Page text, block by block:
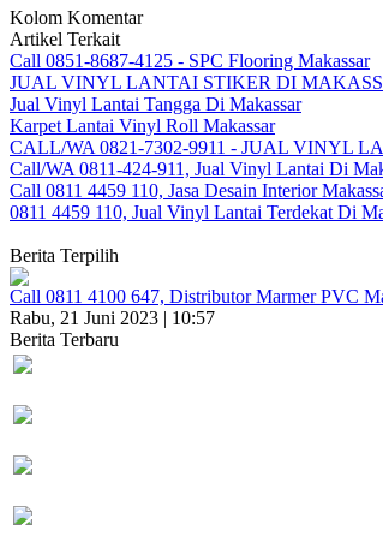
Kolom Komentar
Artikel Terkait
Call 0851-8687-4125 - SPC Flooring Makassar
JUAL VINYL LANTAI STIKER DI
Jual Vinyl Lantai Tangga Di Makassar
Karpet Lantai Vinyl Roll Makassar
CALL/WA 0821-7302-9911 - JUAL VINYL
Call/WA 0811-424-911, Jual Vinyl Lantai Di
Call 0811 4459 110, Jasa Desain Interior
0811 4459 110, Jual Vinyl Lantai Terdekat Di
Berita Terpilih
Call 0811 4100 647, Distributor Marmer PVC
Rabu, 21 Juni 2023 | 10:57
Berita Terbaru